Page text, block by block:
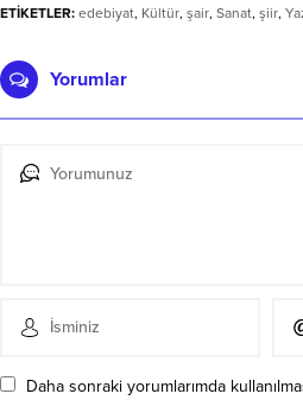
ETİKETLER: edebiyat, Kültür, şair, Sanat, şiir,
Yorumlar
Daha sonraki yorumlarımda